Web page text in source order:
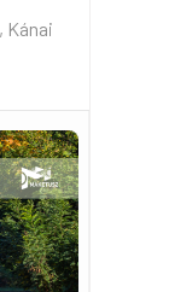
Kánai